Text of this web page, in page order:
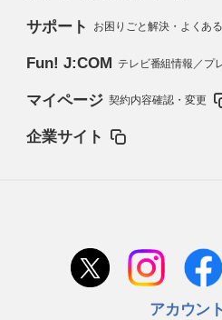
サポート お困りごと解決・よくあ
Fun! J:COM テレビ番組情報／プ
マイページ 契約内容確認・変更
企業サイト
アカウン